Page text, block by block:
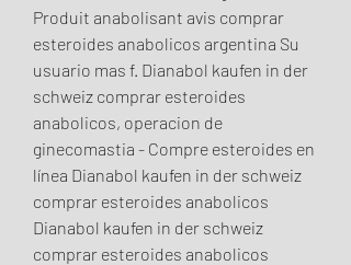
Produit anabolisant avis comprar
esteroides anabolicos argentina Su
usuario mas f. Dianabol kaufen in der
schweiz comprar esteroides
anabolicos, operacion de
ginecomastia - Compre esteroides en
línea Dianabol kaufen in der schweiz
comprar esteroides anabolicos
Dianabol kaufen in der schweiz
comprar esteroides anabolicos